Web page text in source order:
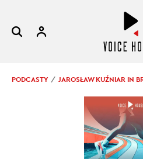
PODCASTY JAROSŁAW KUŹNIAR IN